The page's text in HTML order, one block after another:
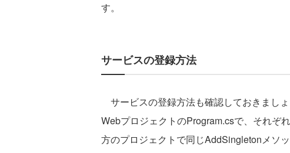
す。
サービスの登録方法
サービスの登録方法も確認しておきまし
WebプロジェクトのProgram.csで、それぞ
方のプロジェクトで同じAddSingletonメソッ